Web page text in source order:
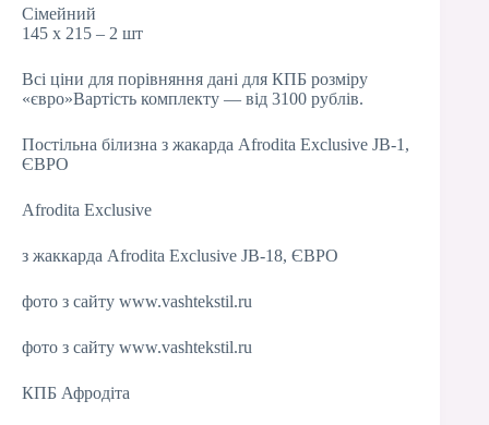
Сімейний
145 х 215 – 2 шт
Всі ціни для порівняння дані для КПБ розміру
«євро»Вартість комплекту — від 3100 рублів.
Постільна білизна з жакарда Afrodita Exclusive JB-1,
ЄВРО
Afrodita Exclusive
з жаккарда Afrodita Exclusive JB-18, ЄВРО
фото з сайту www.vashtekstil.ru
фото з сайту www.vashtekstil.ru
КПБ Афродіта